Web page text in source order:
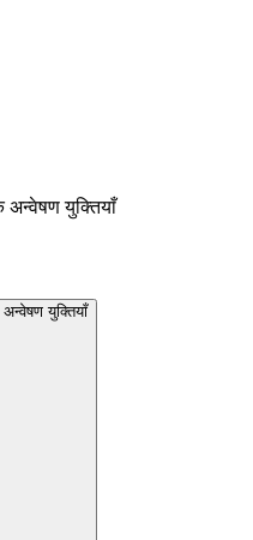
अन्वेषण युक्तियाँ
युक्तियाँ